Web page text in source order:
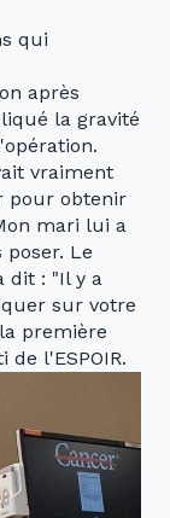
qui
après
la gravité
vraiment
pour obtenir
mari lui a
poser. Le
dit : "Il y a
sur votre
première
l'ESPOIR.